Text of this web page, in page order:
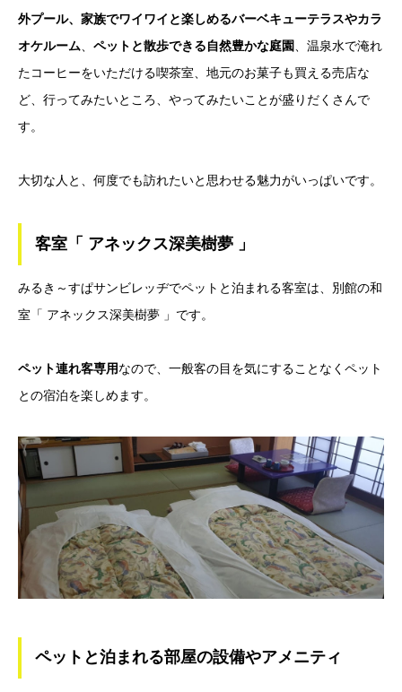
外プール、家族でワイワイと楽しめるバーベキューテラスやカラ
オケルーム
ペットと散歩できる自然豊かな庭園
、温泉水で淹れ
たコーヒーをいただける喫茶室、地元のお菓子も買える売店な
ど、行ってみたいところ、やってみたいことが盛りだくさんで
す。
大切な人と、何度でも訪れたいと思わせる魅力がいっぱいです。
客室「 アネックス深美樹夢 」
みるき～すぱサンビレッヂでペットと泊まれる客室は、別館の和
室「 アネックス深美樹夢 」です。
ペット連れ客専用なので、一般客の目を気にすることなくペット
との宿泊を楽しめます。
ペットと泊まれる部屋の設備やアメニティ